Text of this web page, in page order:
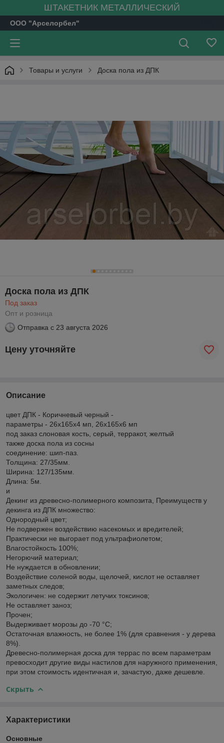
ШТАКЕТНИК МЕТАЛЛИЧЕСКИЙ
ООО "Арселорбел"
Товары и услуги Доска пола из ДПК
Доска пола из ДПК
Под заказ
Опт и розница
Отправка с 23 августа 2026
Цену уточняйте
Описание
цвет ДПК - Коричневый черный -
параметры - 26х165х4 мп, 26х165х6 мп
под заказ слоновая кость, серый, терракот, желтый
также доска пола из сосны
соединение: шип-паз.
Толщина: 27/35мм.
Ширина: 127/135мм.
Длина: 5м.
и
Декинг из древесно-полимерного композита, Преимуществ у
декинга из ДПК множество:
Однородный цвет;
Не подвержен воздействию насекомых и вредителей;
Практически не выгорает под ультрафиолетом;
Влагостойкость 100%;
Негорючий материал;
Не нуждается в обновлении;
Воздействие соленой воды, щелочей, кислот не оставляет
заметных следов;
Экологичен: не содержит летучих токсинов;
Не оставляет заноз;
Прочен;
Выдерживает морозы до -70 °С;
Остаточная влажность, не более 1% (для сравнения - у дерева
8%).
Древесно-полимерная доска для террас по всем параметрам
превосходит другие виды настилов для наружного применения,
при этом стоимость идентичная и, зачастую, даже дешевле.
Скрыть
Характеристики
Основные